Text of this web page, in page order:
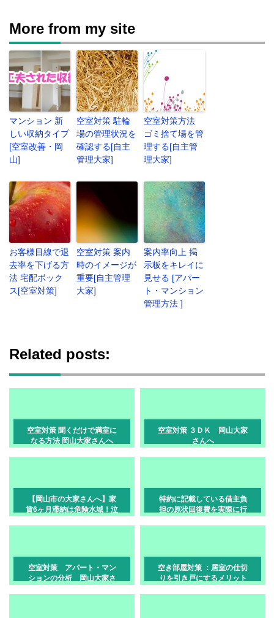
More from my site
マンション 新
しい収納タイプ
[空室改善・岡
山]
空室対策 駐輪
場の管理状況を
確認する[自主
管理大家]
空室対策方法
ゴミ捨て場を管
理する[自主管
理大家]
お客様目線で退
去率を下げる方
法 宅配ボック
ス[空室対策]
空室対策 案内
時のイメージが
重要[自主管理
大家]
案内率向上 掲
示板をキレイに
見せる [アパー
ト・マンション
管理方法 ]
Related posts:
空室対策 聞くだけで満室に
なる方法 岡山大家さんへ
空室対策 ３ＤＫ 岡山大家
さんへ
【岡山市の大家さんへ】家
賃6ヶ月滞納は危険水域！泣
特約に記載している借主負
担の原状回復費を実際に行
空室対策 アパート・マン
ションの分析 岡山大家さ
空き部屋対策 ：居室の仕切
りを引き戸にするメリット